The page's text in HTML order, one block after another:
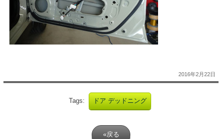
2016年2月22日
Tags: ドア デッドニング
«戻る